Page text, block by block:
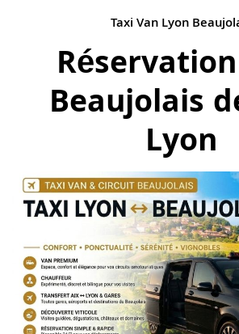
Taxi Van Lyon
Beaujolais
Lyon